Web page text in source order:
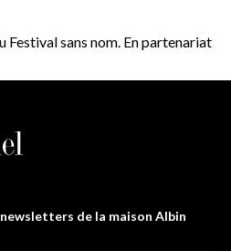
Festival sans nom. En partenariat
de la maison Albin